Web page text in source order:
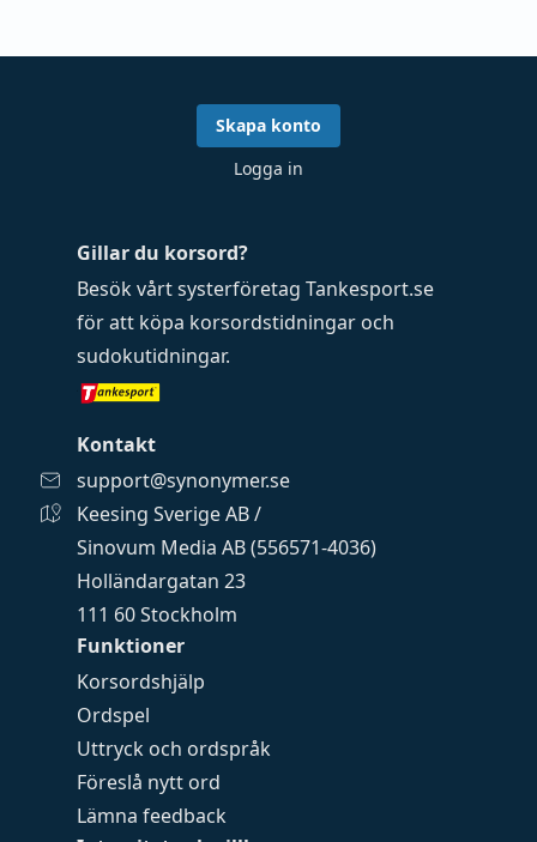
Funktioner
Korsordshjälp
Ordspel
Uttryck och ordspråk
Föreslå nytt ord
Lämna feedback
Gillar du korsord?
Besök vårt systerföretag Tankesport.se
för att köpa korsordstidningar och
sudokutidningar.
Kontakt
support@synonymer.se
Keesing Sverige AB /
Sinovum Media AB (556571-4036)
Holländargatan 23
111 60 Stockholm
Skapa konto
Logga in